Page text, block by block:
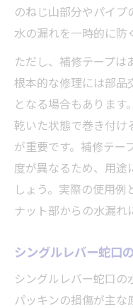
のねじ山部分やパイプ
水の漏れを一時的に防
ただし、補修テープは
根本的な修理には部品
となる場合もあります
乾いた状態で巻き付け
が重要です。補修テー
度が異なるため、用途
しょう。実際の使用例
ナット部からの水漏れ
シングルレバー蛇口
シングルレバー蛇口の
パッキンの損傷が主な